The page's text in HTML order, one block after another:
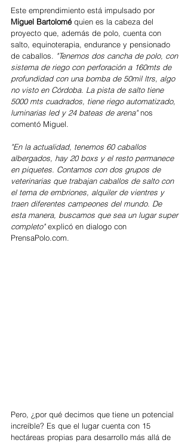
Este emprendimiento está impulsado por
Miguel Bartolomé quien es la cabeza del
proyecto que, además de polo, cuenta con
salto, equinoterapia, endurance y pensionado
de caballos. "Tenemos dos cancha de polo, con
sistema de riego con perforación a 160mts de
profundidad con una bomba de 50mil ltrs, algo
no visto en Córdoba. La pista de salto tiene
5000 mts cuadrados, tiene riego automatizado,
luminarias led y 24 bateas de arena" nos
comentó Miguel.
"En la actualidad, tenemos 60 caballos
albergados, hay 20 boxs y el resto permanece
en piquetes. Contamos con dos grupos de
veterinarias que trabajan caballos de salto con
el tema de embriones, alquiler de vientres y
traen diferentes campeones del mundo. De
esta manera, buscamos que sea un lugar super
completo" explicó en dialogo con
PrensaPolo.com.
Pero, ¿por qué decimos que tiene un potencial
increíble? Es que el lugar cuenta con 15
hectáreas propias para desarrollo más allá de